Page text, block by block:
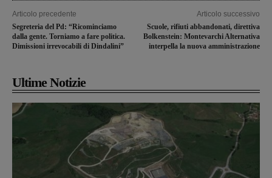
Articolo precedente
Segreteria del Pd: “Ricominciamo
dalla gente. Torniamo a fare politica.
Dimissioni irrevocabili di Dindalini”
Articolo successivo
Scuole, rifiuti abbandonati, direttiva
Bolkenstein: Montevarchi Alternativa
interpella la nuova amministrazione
Ultime Notizie